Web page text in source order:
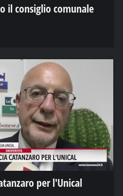
il consiglio comunale
per l'Unical